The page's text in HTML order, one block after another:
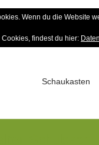
Mitterfels e.V. – Seit
Schaukasten
Wenn du die Website
findest du hier: